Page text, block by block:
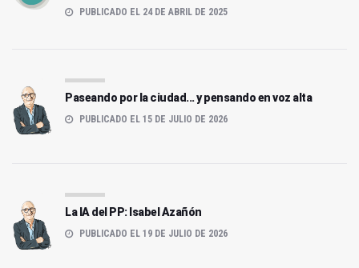
PUBLICADO EL 24 DE ABRIL DE 2025
Paseando por la ciudad... y pensando en voz alta
PUBLICADO EL 15 DE JULIO DE 2026
La IA del PP: Isabel Azañón
PUBLICADO EL 19 DE JULIO DE 2026